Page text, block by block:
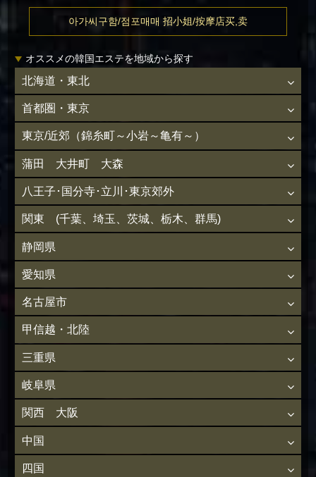
아가씨구함/점포매매 招小姐/按摩店买,卖
オススメの韓国エステを地域から探す
北海道・東北
首都圏・東京
東京/近郊（錦糸町～小岩～亀有～）
蒲田 大井町 大森
八王子･国分寺･立川･東京郊外
関東 (千葉、埼玉、茨城、栃木、群馬)
静岡県
愛知県
名古屋市
甲信越・北陸
三重県
岐阜県
関西 大阪
中国
四国